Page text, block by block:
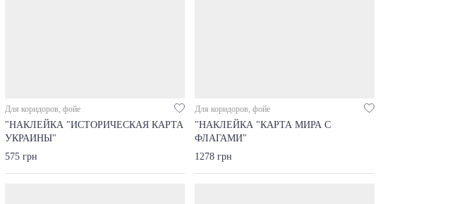
Для коридоров, фойе
"НАКЛЕЙКА "ИСТОРИЧЕСКАЯ КАРТА
УКРАИНЫ"
575 грн
Для коридоров, фойе
"НАКЛЕЙКА "КАРТА МИРА С
ФЛАГАМИ"
1278 грн